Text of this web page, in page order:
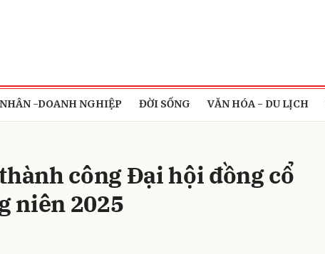
-DOANH NGHIỆP ĐỜI SỐNG VĂN HÓA - DU LỊCH
công Đại hội đồng cổ
niên 2025